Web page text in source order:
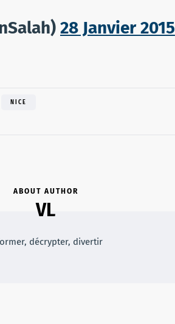
28 Janvier 2015
NICE
ABOUT AUTHOR
VL
décrypter, divertir